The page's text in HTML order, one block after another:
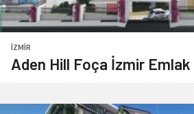
İZMIR
Aden Hill Foça İzmir